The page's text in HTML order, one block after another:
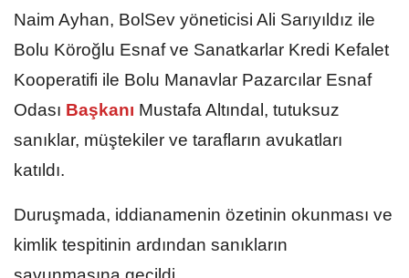
Naim Ayhan, BolSev yöneticisi Ali Sarıyıldız ile
Bolu Köroğlu Esnaf ve Sanatkarlar Kredi Kefalet
Kooperatifi ile Bolu Manavlar Pazarcılar Esnaf
Odası Başkanı Mustafa Altındal, tutuksuz
sanıklar, müştekiler ve tarafların avukatları
katıldı.
Duruşmada, iddianamenin özetinin okunması ve
kimlik tespitinin ardından sanıkların